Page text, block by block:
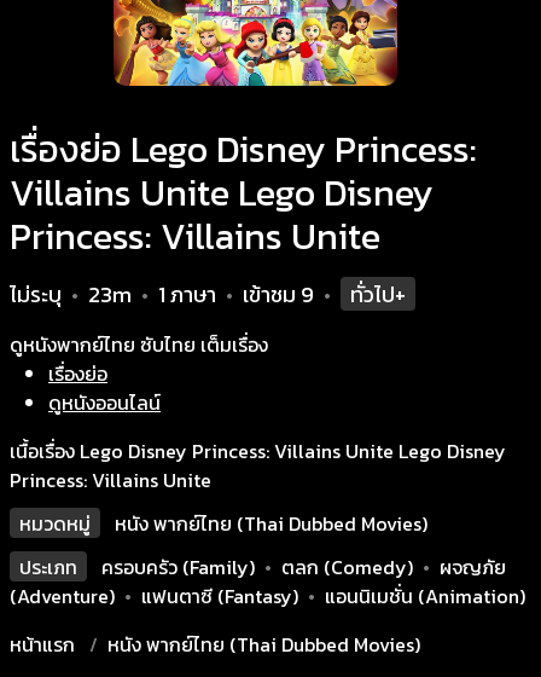
เรื่องย่อ Lego Disney Princess:
Villains Unite Lego Disney
Princess: Villains Unite
ไม่ระบุ • 23m • 1 ภาษา • เข้าชม 9 • ทั่วไป+
ดูหนังพากย์ไทย ซับไทย เต็มเรื่อง
เรื่องย่อ
ดูหนังออนไลน์
เนื้อเรื่อง Lego Disney Princess: Villains Unite Lego Disney
Princess: Villains Unite
หมวดหมู่
หนัง พากย์ไทย (Thai Dubbed Movies)
ประเภท
ครอบครัว (Family) • ตลก (Comedy) • ผจญภัย
(Adventure) • แฟนตาซี (Fantasy) • แอนนิเมชั่น (Animation)
หน้าแรก
หนัง พากย์ไทย (Thai Dubbed Movies)